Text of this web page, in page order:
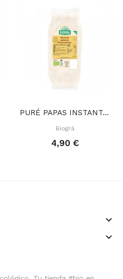
PURÉ PAPAS INSTANTÁNEO 250 GR
Biográ
4,90 €
keyboard_arrow_down
keyboard_arrow_down